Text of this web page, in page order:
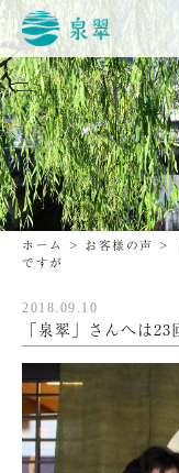
ホーム > お客様の声 >
ですが
2018.09.10
「泉翠」さんへは